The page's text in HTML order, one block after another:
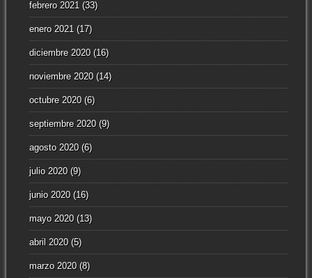
febrero 2021 (33)
enero 2021 (17)
diciembre 2020(16)
noviembre 2020(14)
octubre 2020(6)
septiembre 2020(9)
agosto 2020(6)
julio 2020(9)
junio 2020(16)
mayo 2020(13)
abril 2020(5)
marzo 2020(8)